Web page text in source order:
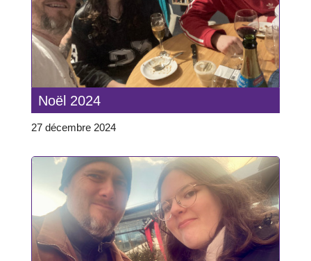
Noël 2024
27 décembre 2024